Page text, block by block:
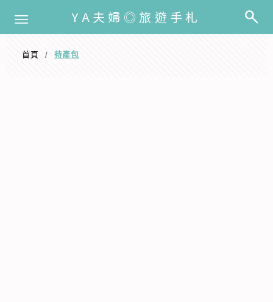
YA夫婦◎旅遊手札
首頁 / 待產包